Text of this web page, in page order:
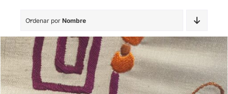
Ordenar por Nombre